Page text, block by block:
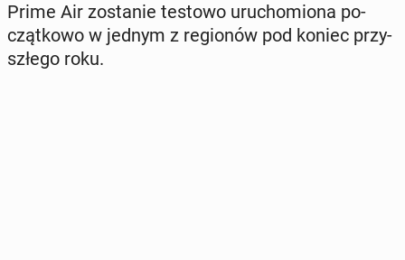
Prime Air zo­sta­nie testowo uru­cho­mio­na po­
cząt­ko­wo w jednym z re­gio­nów pod koniec przy­
szłe­go roku.